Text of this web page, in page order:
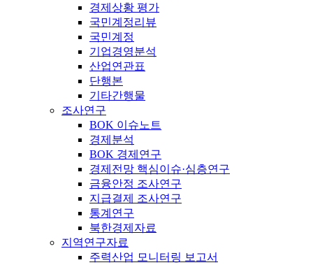
경제상황 평가
국민계정리뷰
국민계정
기업경영분석
산업연관표
단행본
기타간행물
조사연구
BOK 이슈노트
경제분석
BOK 경제연구
경제전망 핵심이슈·심층연구
금융안정 조사연구
지급결제 조사연구
통계연구
북한경제자료
지역연구자료
주력산업 모니터링 보고서